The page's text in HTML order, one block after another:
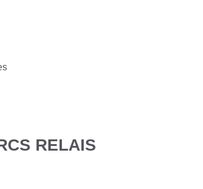
RELAIS